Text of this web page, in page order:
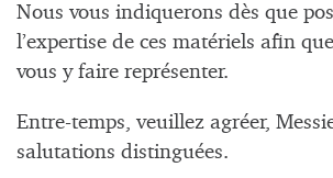
Nous vous indiquerons dès que
l’expertise de ces matériels afin
vous y faire représenter.
Entre-temps, veuillez agréer,
salutations distinguées.